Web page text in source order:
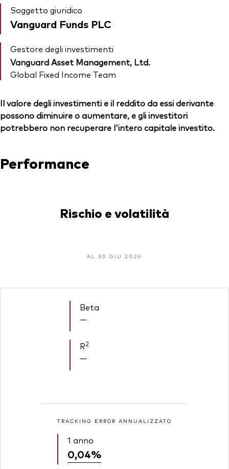
Soggetto giuridico
Vanguard Funds PLC
Gestore degli investimenti
Vanguard Asset Management, Ltd.
Global Fixed Income Team
Il valore degli investimenti e il reddito da essi derivante
possono diminuire o aumentare, e gli investitori
potrebbero non recuperare l'intero capitale investito.
Performance
Rischio e volatilità
AL 30 GIU 2026
Beta
—
R2
—
TRACKING ERROR ANNUALIZZATO
1 anno
0,04%